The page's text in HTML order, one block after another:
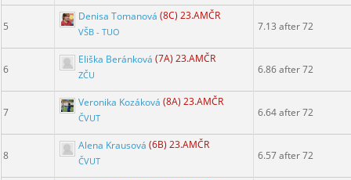
5
Denisa Tomanová (8C) 23.AMČR
VŠB - TUO 7.13 after 72
6
Eliška Beránková (7A) 23.AMČR
ZČU 6.86 after 72
7
Veronika Kozáková (8A) 23.AMČR
ČVUT 6.64 after 72
8
Alena Krausová (6B) 23.AMČR
ČVUT 6.57 after 72